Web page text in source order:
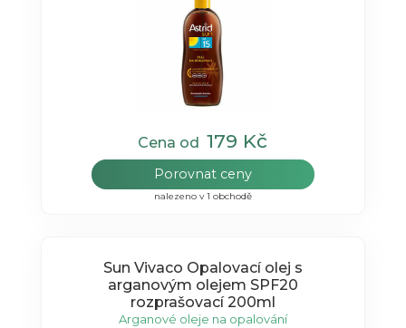
Cena od179 Kč
Porovnat ceny
nalezeno v 1 obchodě
Sun Vivaco Opalovací olej s
arganovým olejem SPF20
rozprašovací 200ml
Arganové oleje na opalování